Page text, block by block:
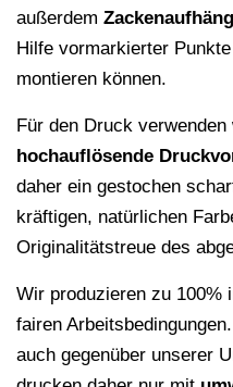
außerdem
Hilfe vormarkierter
montieren können.
Für den Druck
hochauflösende
daher ein gestochen
kräftigen, natürlichen
Originalitätstreue des
Wir produzieren zu 100%
fairen
auch gegenüber unserer